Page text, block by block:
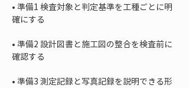
• 準備1 検査対象と判定基準を工種ごとに明
• 準備2 設計図書と施工図の整合を検査前に
• 準備3 測定記録と写真記録を説明できる形